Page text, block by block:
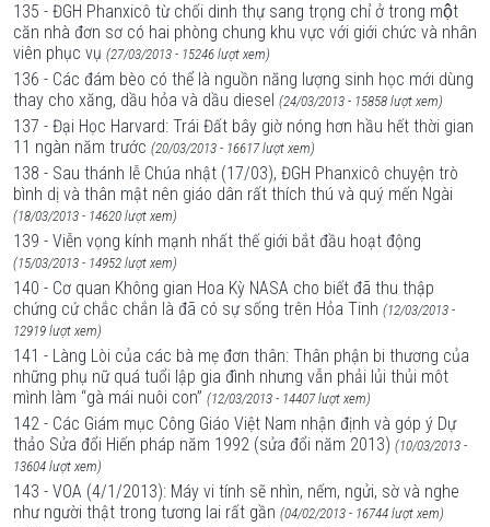
135 - ĐGH Phanxicô từ chối dinh thự sang trọng chỉ ở trong một
căn nhà đơn sơ có hai phòng chung khu vực với giới chức và nhân
viên phục vụ (27/03/2013 - 15246 lượt xem)
136 - Các đám bèo có thể là nguồn năng lượng sinh học mới dùng
thay cho xăng, dầu hỏa và dầu diesel (24/03/2013 - 15858 lượt xem)
137 - Đại Học Harvard: Trái Đất bây giờ nóng hơn hầu hết thời gian
11 ngàn năm trước (20/03/2013 - 16617 lượt xem)
138 - Sau thánh lễ Chúa nhật (17/03), ĐGH Phanxicô chuyện trò
bình dị và thân mật nên giáo dân rất thích thú và quý mến Ngài
(18/03/2013 - 14620 lượt xem)
139 - Viễn vọng kính mạnh nhất thế giới bắt đầu hoạt động
(15/03/2013 - 14952 lượt xem)
140 - Cơ quan Không gian Hoa Kỳ NASA cho biết đã thu thập
chứng cứ chắc chắn là đã có sự sống trên Hỏa Tinh (12/03/2013 -
12919 lượt xem)
141 - Làng Lòi của các bà mẹ đơn thân: Thân phận bi thương của
những phụ nữ quá tuổi lập gia đình nhưng vẫn phải lủi thủi môt
mình làm “gà mái nuôi con” (12/03/2013 - 14407 lượt xem)
142 - Các Giám mục Công Giáo Việt Nam nhận định và góp ý Dự
thảo Sửa đổi Hiến pháp năm 1992 (sửa đổi năm 2013) (10/03/2013 -
13604 lượt xem)
143 - VOA (4/1/2013): Máy vi tính sẽ nhìn, nếm, ngửi, sờ và nghe
như người thật trong tương lai rất gần (04/02/2013 - 16744 lượt xem)